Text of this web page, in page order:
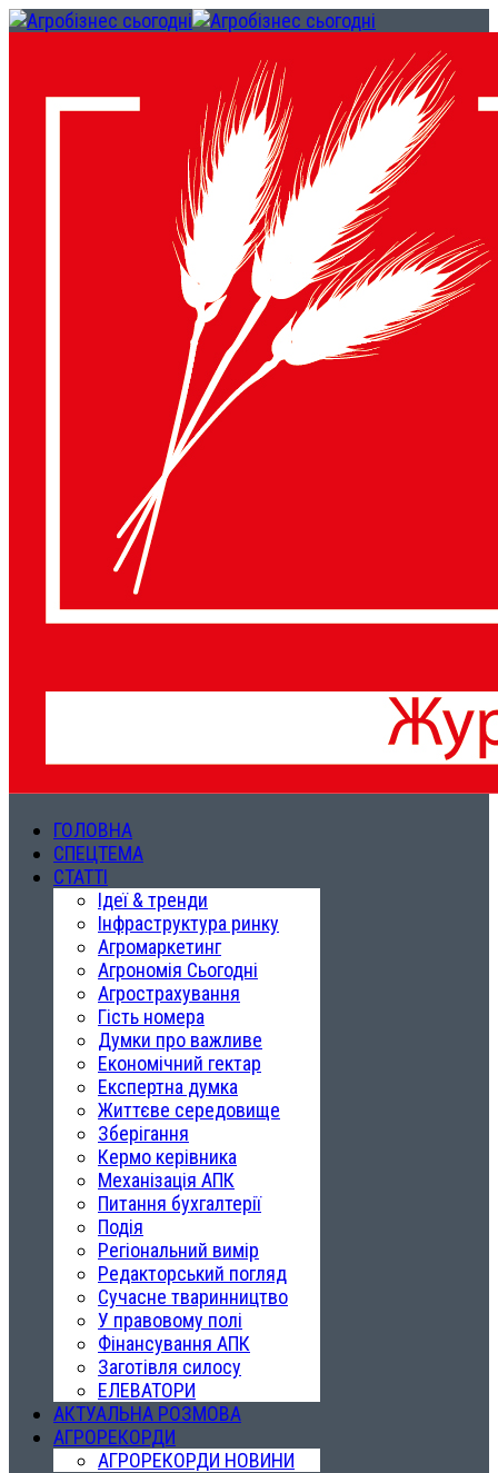
ГОЛОВНА
СПЕЦТЕМА
СТАТТІ
Ідеї & тренди
Інфраструктура ринку
Агромаркетинг
Агрономія Сьогодні
Агрострахування
Гість номера
Думки про важливе
Економічний гектар
Експертна думка
Життєве середовище
Зберігання
Кермо керівника
Механізація АПК
Питання бухгалтерії
Подія
Регіональний вимір
Редакторський погляд
Сучасне тваринництво
У правовому полі
Фінансування АПК
Заготівля силосу
ЕЛЕВАТОРИ
АКТУАЛЬНА РОЗМОВА
АГРОРЕКОРДИ
АГРОРЕКОРДИ НОВИНИ